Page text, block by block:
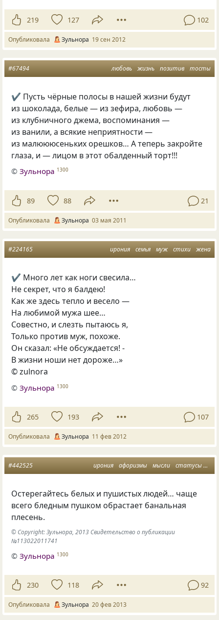
219 127 102
Опубликовала Зульнора 19 сен 2012
любовь жизнь позитив тосты
#67494
✔ Пусть чёрные полосы в нашей жизни будут
из шоколада, белые — из зефира, любовь —
из клубничного джема, воспоминания —
из ванили, а всякие неприятности —
из малюююсеньких орешков… А теперь закройте
глаза, и — лицом в этот обалденный торт!!!
©Зульнора 1300
89 88 21
Опубликовала Зульнора 03 мая 2011
ирония семья муж стихи жена
#224165
✔ Много лет как ноги свесила…
Не секрет, что я балдею!
Как же здесь тепло и весело —
На любимой мужа шее…
Совестно, и слезть пытаюсь я,
Только против муж, похоже.
Он сказал: «Не обсуждается! -
В жизни ноши нет дороже…»
© zulnora
©Зульнора 1300
265 193 107
Опубликовала Зульнора 11 фев 2012
ирония афоризмы мысли статусы
#442525
Остерегайтесь белых и пушистых людей… чаще
всего бледным пушком обрастает банальная
плесень.
© Copyright: Зульнора, 2013 Свидетельство о публикации
№113022011741
©Зульнора 1300
230 118 92
Опубликовала Зульнора 20 фев 2013